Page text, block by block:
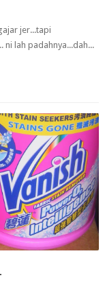
jer...tapi
ni lah padahnya...dah...